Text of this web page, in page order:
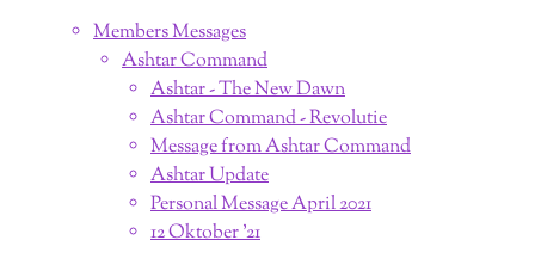
Members Messages
Ashtar Command
Ashtar - The New Dawn
Ashtar Command - Revolutie
Message from Ashtar Command
Ashtar Update
Personal Message April 2021
12 Oktober '21